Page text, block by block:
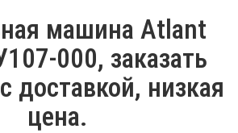
машина Atlant
000, заказать
доставкой, низкая
цена.